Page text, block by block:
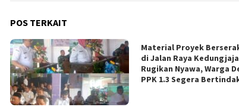
POS TERKAIT
Material Proyek
di Jalan Raya
Rugikan Nyawa, Warga
PPK 1.3 Segera